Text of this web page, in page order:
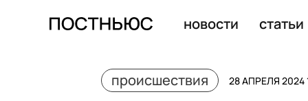
новости статьи
происшествия 28 АПРЕЛЯ 2024